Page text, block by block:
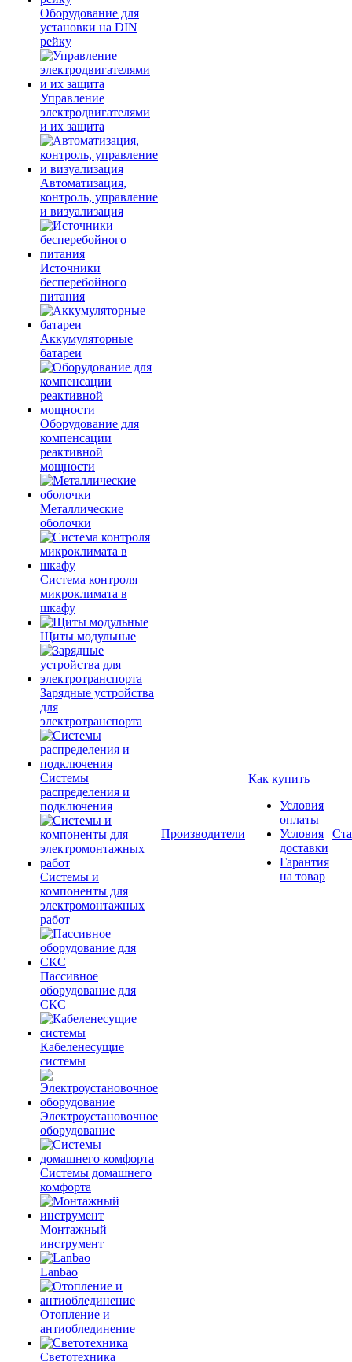
Оборудование для
установки на DIN
рейку
Управление
электродвигателями
и их защита
Автоматизация,
контроль, управление
и визуализация
Источники
бесперебойного
питания
Аккумуляторные
батареи
Оборудование для
компенсации
реактивной
мощности
Металлические
оболочки
Система контроля
микроклимата в
шкафу
Щиты модульные
Зарядные устройства
для
электротранспорта
Системы
распределения и
подключения
Системы и
компоненты для
электромонтажных
работ
Пассивное
оборудование для
СКС
Кабеленесущие
системы
Электроустановочное
оборудование
Системы домашнего
комфорта
Монтажный
инструмент
Lanbao
Отопление и
антиоблединение
Светотехника
Производители
Как купить
Условия
оплаты
Условия
доставки
Гарантия
на товар